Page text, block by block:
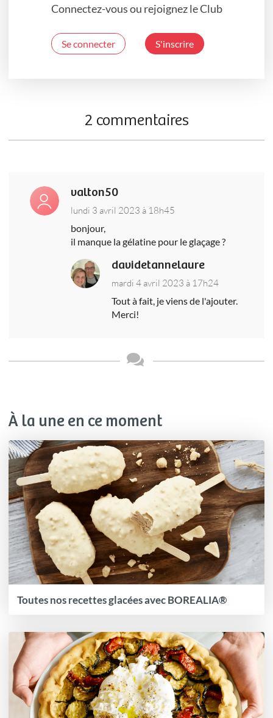
Connectez-vous ou rejoignez le Club
Se connecter S'inscrire
2 commentaires
valton50
lundi 3 avril 2023 à 18h45
bonjour,
il manque la gélatine pour le glaçage ?
davidetannelaure
mardi 4 avril 2023 à 17h24
Tout à fait, je viens de l'ajouter.
Merci!
À la une en ce moment
Toutes nos recettes glacées avec BOREALIA®